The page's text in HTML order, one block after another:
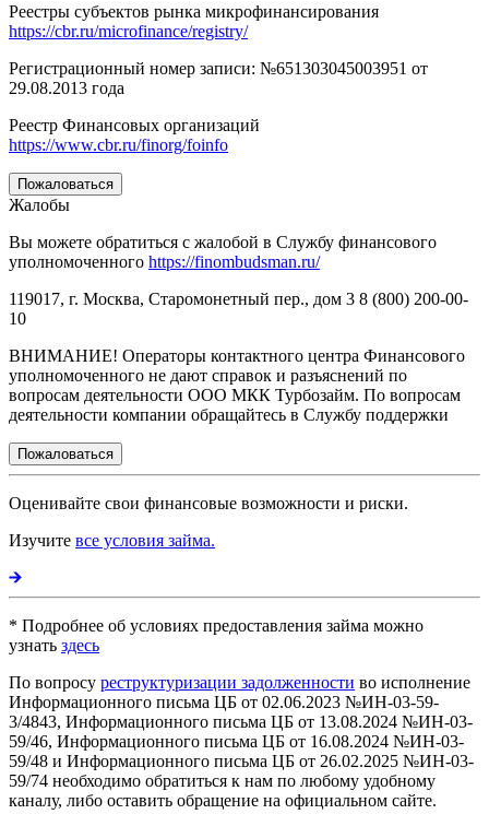
Реестры субъектов рынка микрофинансирования
https://cbr.ru/microfinance/registry/
Регистрационный номер записи: №651303045003951 от
29.08.2013 года
Реестр Финансовых организаций
https://www.cbr.ru/finorg/foinfo
Пожаловаться
Жалобы
Вы можете обратиться с жалобой в Службу финансового
уполномоченного https://finombudsman.ru/
119017, г. Москва, Старомонетный пер., дом 3 8 (800) 200-00-
10
ВНИМАНИЕ! Операторы контактного центра Финансового
уполномоченного не дают справок и разъяснений по
вопросам деятельности ООО МКК Турбозайм. По вопросам
деятельности компании обращайтесь в Службу поддержки
Пожаловаться
Оценивайте свои финансовые возможности и риски.
Изучите все условия займа.
* Подробнее об условиях предоставления займа можно
узнать здесь
По вопросу реструктуризации задолженности во исполнение
Информационного письма ЦБ от 02.06.2023 №ИН-03-59-
3/4843, Информационного письма ЦБ от 13.08.2024 №ИН-03-
59/46, Информационного письма ЦБ от 16.08.2024 №ИН-03-
59/48 и Информационного письма ЦБ от 26.02.2025 №ИН-03-
59/74 необходимо обратиться к нам по любому удобному
каналу, либо оставить обращение на официальном сайте.